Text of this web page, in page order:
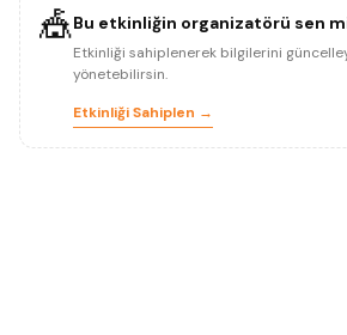
🎪Bu etkinliğin organizatörü sen
Etkinliği sahiplenerek bilgilerini
yönetebilirsin.
Etkinliği Sahiplen →